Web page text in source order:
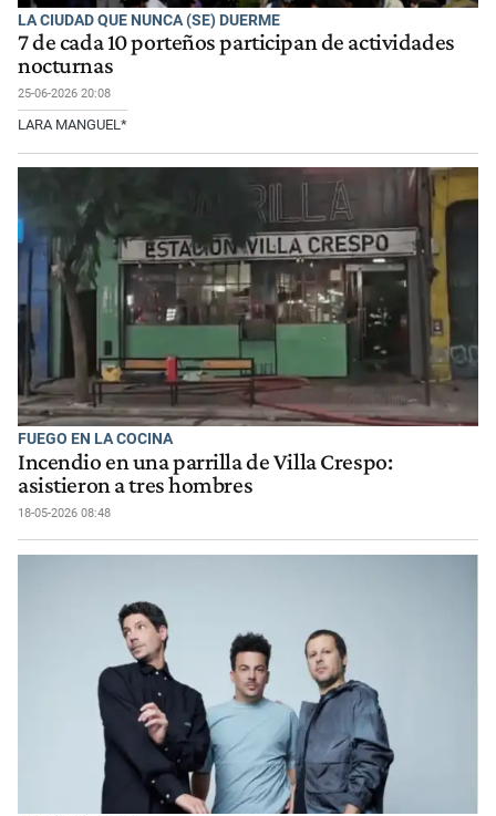
LA CIUDAD QUE NUNCA (SE) DUERME
7 de cada 10 porteños participan de actividades
nocturnas
25-06-2026 20:08
LARA MANGUEL*
FUEGO EN LA COCINA
Incendio en una parrilla de Villa Crespo:
asistieron a tres hombres
18-05-2026 08:48